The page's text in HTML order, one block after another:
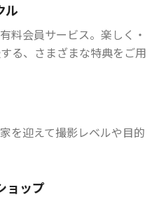
ル
料会員サービス。楽しく・
る、さまざまな特典をご用
を迎えて撮影レベルや目的
ョップ